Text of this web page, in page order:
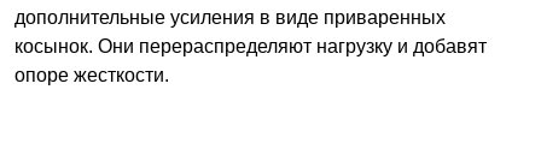
дополнительные усиления в виде приваренных
косынок. Они перераспределяют нагрузку и добавят
опоре жесткости.